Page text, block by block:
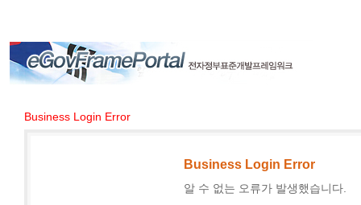
Business Login Error
Business Login Error
알 수 없는 오류가 발생했습니다.